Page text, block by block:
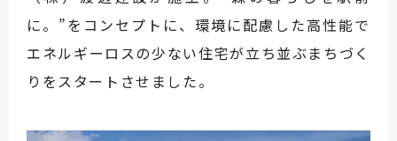
に。”をコンセプトに、環境に配慮した高性能で
エネルギーロスの少ない住宅が立ち並ぶまちづく
りをスタートさせました。